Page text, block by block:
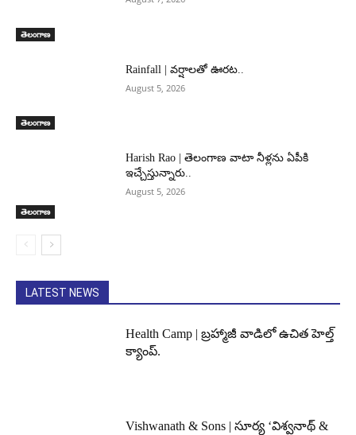
తెలంగాణ
తెలంగాణ
Rainfall | వర్షాలతో ఊరట..
August 5, 2026
తెలంగాణ
Harish Rao | తెలంగాణ వాటా నీళ్లను ఏపీకి
ఇచ్చేస్తున్నారు..
August 5, 2026
LATEST NEWS
Health Camp | బ్రహ్మాజీ వాడిలో ఉచిత హెల్త్
క్యాంప్.
Vishwanath & Sons | సూర్య ‘విశ్వనాథ్ &